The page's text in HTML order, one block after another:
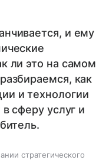
и ему
ли это на самом
как
и технологии
сферу услуг и
стратегического